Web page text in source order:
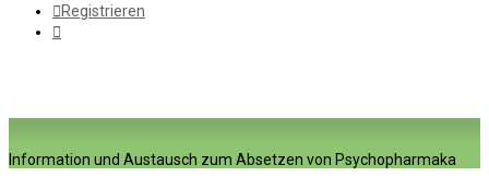
Registrieren
Information und Austausch zum Absetzen von Psychopharmaka